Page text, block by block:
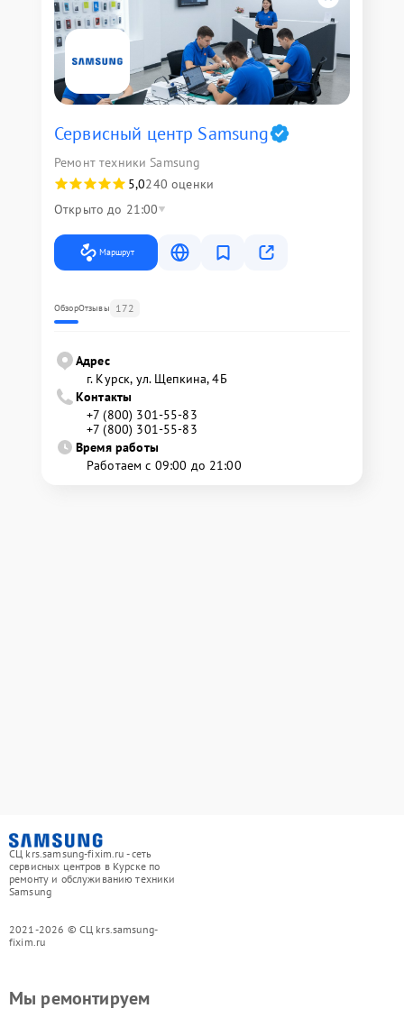
Сервисный центр Samsung
Ремонт техники Samsung
5,0240 оценки
Открыто до 21:00
Маршрут
ОбзорОтзывы 172
Адрес
г. Курск, ул. Щепкина, 4Б
Контакты
+7 (800) 301-55-83
+7 (800) 301-55-83
Время работы
Работаем с 09:00 до 21:00
СЦ krs.samsung-fixim.ru - сеть
сервисных центров в Курске по
ремонту и обслуживанию техники
Samsung
2021-2026 © СЦ krs.samsung-
fixim.ru
Мы ремонтируем